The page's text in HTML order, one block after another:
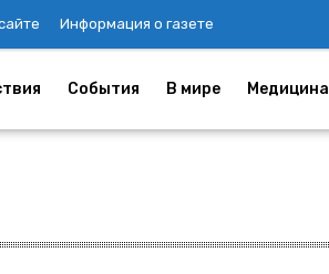
Информация о газете
События В мире Медицина